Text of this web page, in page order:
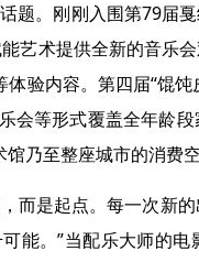
题。刚刚入围第79届
艺术提供全新的音乐
验内容。第四届“馄
会等形式覆盖全年龄
乃至整座城市的消费空
是起点。每一次新
能。”当配乐大师的